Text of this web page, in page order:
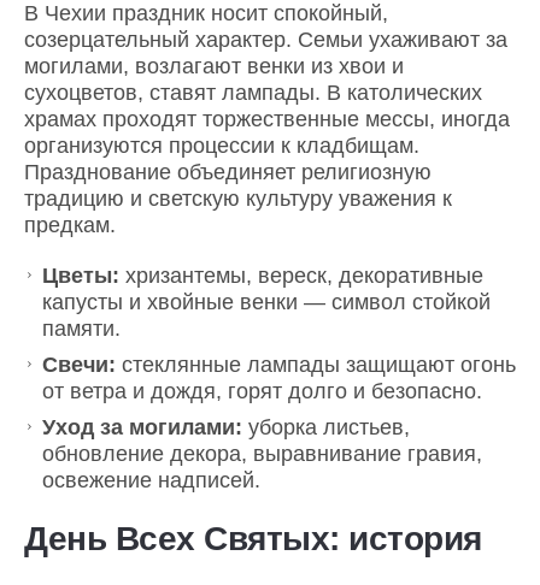
В Чехии праздник носит спокойный,
созерцательный характер. Семьи ухаживают за
могилами, возлагают венки из хвои и
сухоцветов, ставят лампады. В католических
храмах проходят торжественные мессы, иногда
организуются процессии к кладбищам.
Празднование объединяет религиозную
традицию и светскую культуру уважения к
предкам.
Цветы: хризантемы, вереск, декоративные
капусты и хвойные венки — символ стойкой
памяти.
Свечи: стеклянные лампады защищают огонь
от ветра и дождя, горят долго и безопасно.
Уход за могилами: уборка листьев,
обновление декора, выравнивание гравия,
освежение надписей.
День Всех Святых: история